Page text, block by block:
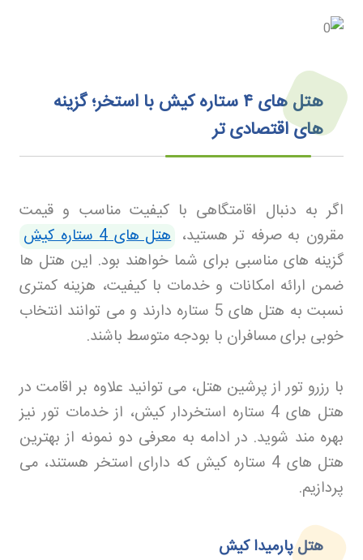
هتل های۴ستاره کیش با استخر؛ گزینه
های اقتصادی تر
اگر به دنبال اقامتگاهی با کیفیت مناسب و قیمت
مقرون به صرفه تر هستید، هتل های 4 ستاره کیش
گزینه های مناسبی برای شما خواهند بود. این هتل ها
ضمن ارائه امکانات و خدمات با کیفیت، هزینه کمتری
نسبت به هتل های 5 ستاره دارند و می توانند انتخاب
خوبی برای مسافران با بودجه متوسط باشند.
با رزرو تور از پرشین هتل، می توانید علاوه بر اقامت در
هتل های 4 ستاره استخردار کیش، از خدمات تور نیز
بهره مند شوید. در ادامه به معرفی دو نمونه از بهترین
هتل های 4 ستاره کیش که دارای استخر هستند، می
پردازیم.
هتل پارمیدا کیش